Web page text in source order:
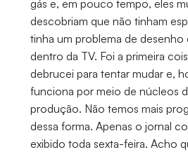
gás e, em pouco tempo, eles
descobriam que não tinham
tinha um problema de
dentro da TV. Foi a primeira
debrucei para tentar mudar e,
funciona por meio de núcleos
produção. Não temos mais
dessa forma. Apenas o jornal
exibido toda sexta-feira. Acho